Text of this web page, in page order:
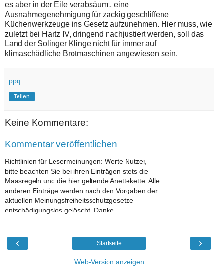
es aber in der Eile verabsäumt, eine
Ausnahmegenehmigung für zackig geschliffene
Küchenwerkzeuge ins Gesetz aufzunehmen. Hier muss, wie
zuletzt bei Hartz IV, dringend nachjustiert werden, soll das
Land der Solinger Klinge nicht für immer auf
klimaschädliche Brotmaschinen angewiesen sein.
ppq
Teilen
Keine Kommentare:
Kommentar veröffentlichen
Richtlinien für Lesermeinungen: Werte Nutzer,
bitte beachten Sie bei ihren Einträgen stets die
Maasregeln und die hier geltende Anettekette. Alle
anderen Einträge werden nach den Vorgaben der
aktuellen Meinungsfreiheitsschutzgesetze
entschädigungslos gelöscht. Danke.
‹ ›
Startseite
Web-Version anzeigen